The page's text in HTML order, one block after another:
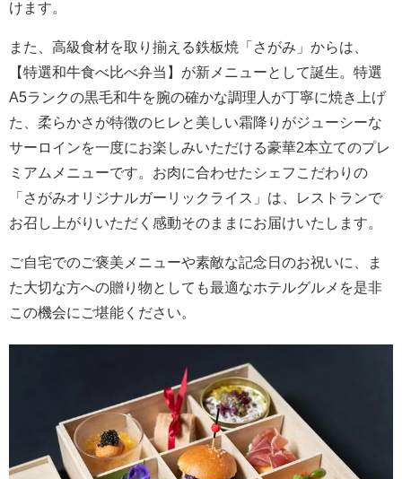
けます。
また、高級食材を取り揃える鉄板焼「さがみ」からは、
【特選和牛食べ比べ弁当】が新メニューとして誕生。特選
A5ランクの黒毛和牛を腕の確かな調理人が丁寧に焼き上げ
た、柔らかさが特徴のヒレと美しい霜降りがジューシーな
サーロインを一度にお楽しみいただける豪華2本立てのプレ
ミアムメニューです。お肉に合わせたシェフこだわりの
「さがみオリジナルガーリックライス」は、レストランで
お召し上がりいただく感動そのままにお届けいたします。
ご自宅でのご褒美メニューや素敵な記念日のお祝いに、ま
た大切な方への贈り物としても最適なホテルグルメを是非
この機会にご堪能ください。